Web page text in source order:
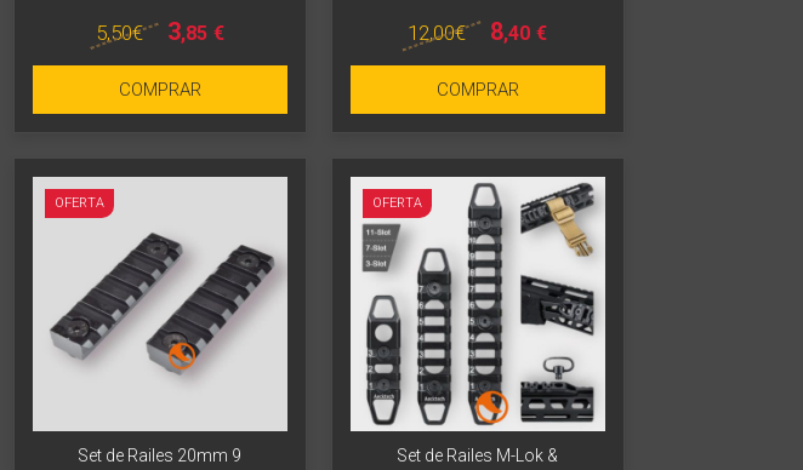
5,50€ 3,85 €
COMPRAR
12,00€ 8,40 €
COMPRAR
OFERTA
Set de Railes 20mm 9
OFERTA
Set de Railes M-Lok &